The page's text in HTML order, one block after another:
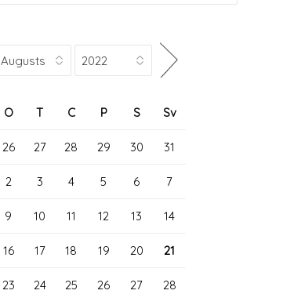
O T C P S Sv
26 27 28 29 30 31
2 3 4 5 6 7
9 10 11 12 13 14
16 17 18 19 20 21
23 24 25 26 27 28